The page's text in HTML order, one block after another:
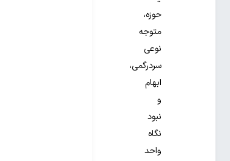
حوزه،
متوجه
نوعی
سردرگمی،
ابهام
و
نبود
نگاه
واحد